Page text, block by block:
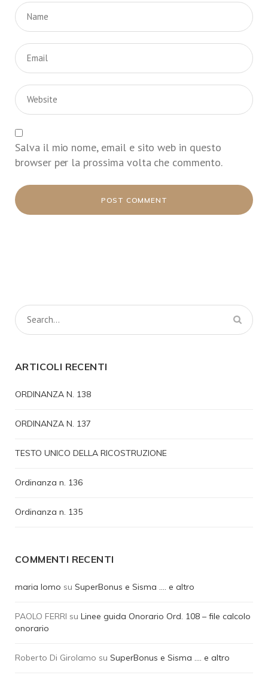
Salva il mio nome, email e sito web in questo
browser per la prossima volta che commento.
ARTICOLI RECENTI
ORDINANZA N. 138
ORDINANZA N. 137
TESTO UNICO DELLA RICOSTRUZIONE
Ordinanza n. 136
Ordinanza n. 135
COMMENTI RECENTI
maria lomo su SuperBonus e Sisma …. e altro
PAOLO FERRI su Linee guida Onorario Ord. 108 – file calcolo
onorario
Roberto Di Girolamo su SuperBonus e Sisma …. e altro